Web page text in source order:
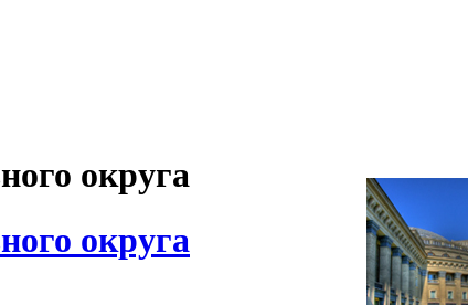
округа
округа